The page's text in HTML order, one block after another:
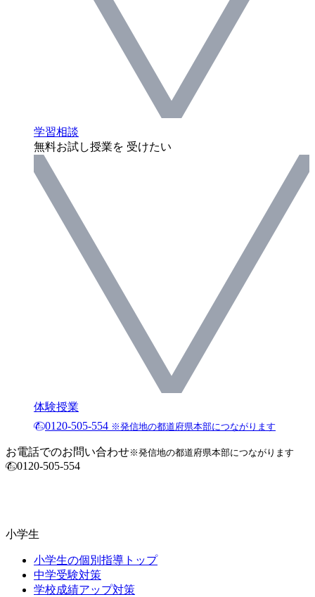
学習相談
無料お試し授業を 受けたい
体験授業
0120-505-554 ※発信地の都道府県本部につながります
お電話でのお問い合わせ※発信地の都道府県本部につながります
0120-505-554
小学生
小学生の個別指導トップ
中学受験対策
学校成績アップ対策